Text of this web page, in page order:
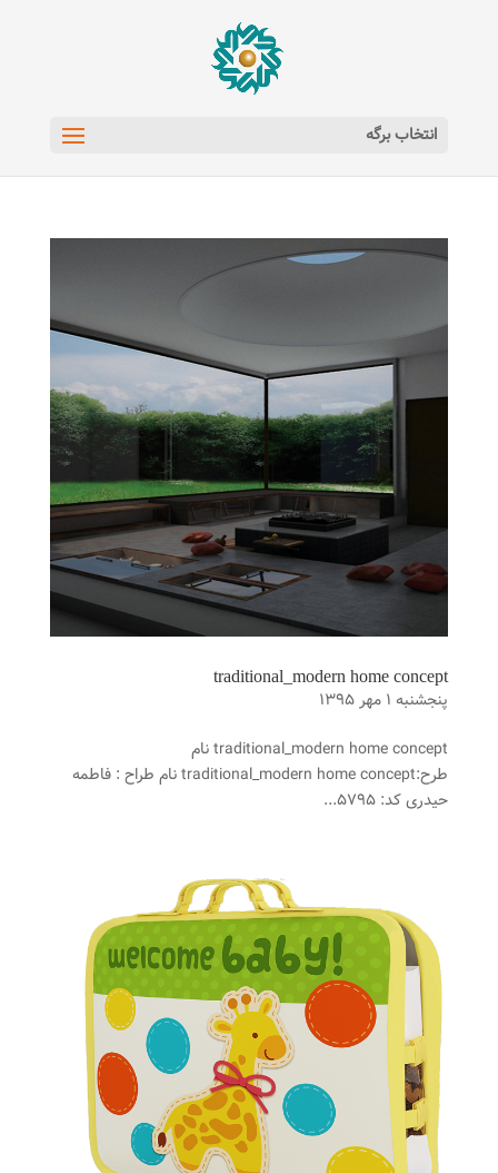
انتخاب برگه
traditional_modern home concept
پنجشنبه ۱ مهر ۱۳۹۵
traditional_modern home concept نام
طرح:traditional_modern home concept نام طراح : فاطمه
حیدری کد: ۵۷۹۵...